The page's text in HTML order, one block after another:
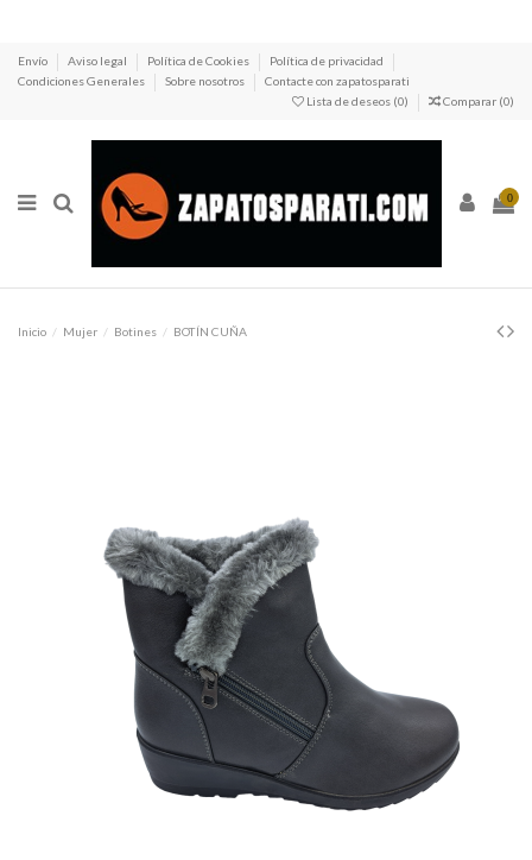
Envío Aviso legal Política de Cookies
Política de privacidad
Condiciones Generales
Sobre nosotros
Contacte con zapatosparati
Lista de deseos (0) Comparar (0)
0
Inicio Mujer Botines BOTÍN CUÑA